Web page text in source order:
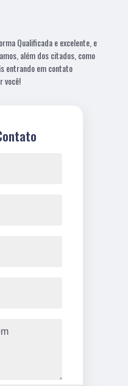
Qualificada e excelente, e
além dos citados, como
entrando em contato
você!